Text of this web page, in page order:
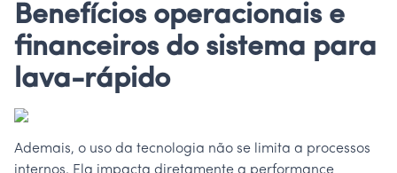
Benefícios operacionais e
financeiros do sistema para
lava-rápido
Ademais, o uso da tecnologia não se limita a processos